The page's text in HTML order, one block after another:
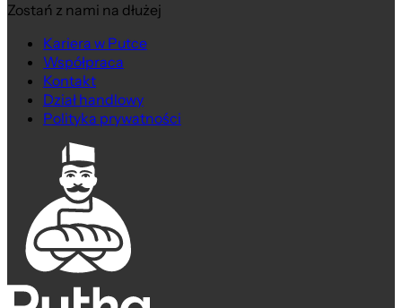
Zostań z nami na dłużej
Kariera w Putce
Współpraca
Kontakt
Dział handlowy
Polityka prywatności